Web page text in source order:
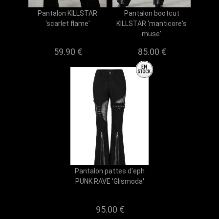
Pantalon KILLSTAR
'scarlet flame'
59.90 €
Pantalon bootcut
KILLSTAR 'manticore's
muse'
85.00 €
Pantalon pattes d'eph
PUNK RAVE 'Glismoda'
95.00 €